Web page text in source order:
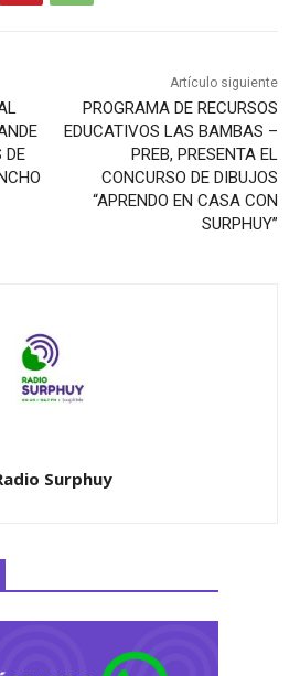
DE
Artículo siguiente
PROGRAMA DE RECURSOS
EDUCATIVOS LAS BAMBAS –
PREB, PRESENTA EL
CONCURSO DE DIBUJOS
“APRENDO EN CASA CON
SURPHUY”
Surphuy